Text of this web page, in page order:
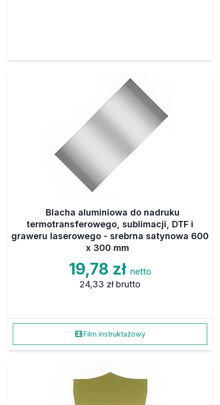
Blacha aluminiowa do nadruku
termotransferowego, sublimacji, DTF i
graweru laserowego - srebrna satynowa 600
x 300 mm
19,78 zł netto
24,33 zł brutto
Film instruktażowy